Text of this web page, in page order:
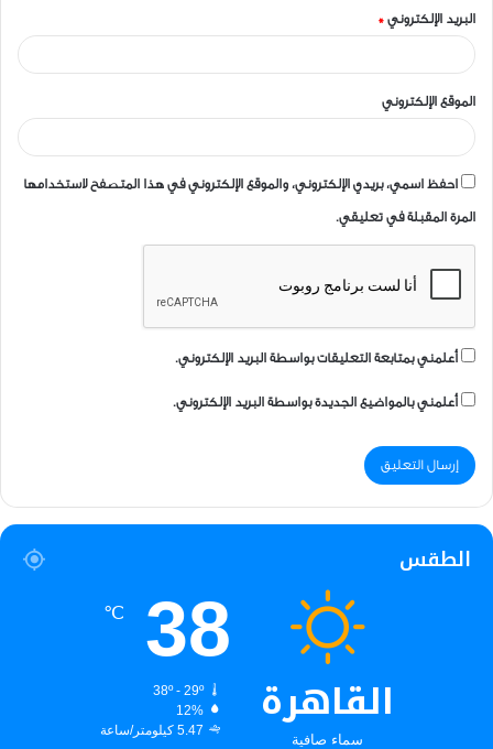
البريد الإلكتروني *
الموقع الإلكتروني
احفظ اسمي، بريدي الإلكتروني، والموقع الإلكتروني في هذا المتصفح لاستخدامها
المرة المقبلة في تعليقي.
أعلمني بمتابعة التعليقات بواسطة البريد الإلكتروني.
أعلمني بالمواضيع الجديدة بواسطة البريد الإلكتروني.
الطقس
القاهرة
سماء صافية
38
℃
38º - 29º
12%
5.47 كيلومتر/ساعة